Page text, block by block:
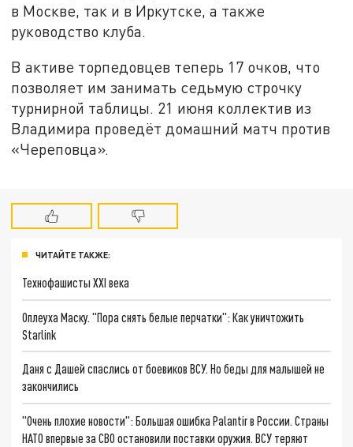
в Москве, так и в Иркутске, а также
руководство клуба.
В активе торпедовцев теперь 17 очков, что
позволяет им занимать седьмую строчку
турнирной таблицы. 21 июня коллектив из
Владимира проведёт домашний матч против
«Череповца».
ЧИТАЙТЕ ТАКЖЕ:
Технофашисты XXI века
Оплеуха Маску. "Пора снять белые перчатки": Как уничтожить
Starlink
Даня с Дашей спаслись от боевиков ВСУ. Но беды для малышей не
закончились
"Очень плохие новости": Большая ошибка Palantir в России. Страны
НАТО впервые за СВО остановили поставки оружия. ВСУ теряют